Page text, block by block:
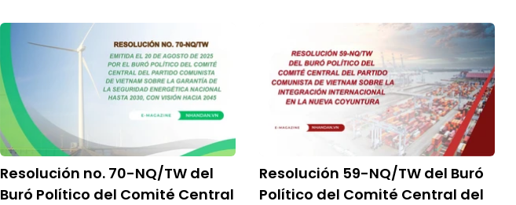
Resolución no. 70-NQ/TW del
Buró Político del Comité Central
Resolución 59-NQ/TW del Buró
Político del Comité Central del